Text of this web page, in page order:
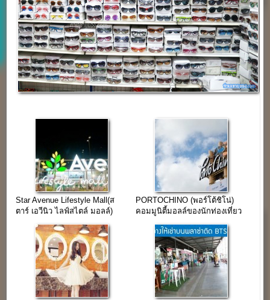
Star Avenue Lifestyle Mall(ส
ตาร์ เอวีนิว ไลฟ์สไตล์ มอลล์)
PORTOCHINO (พอร์โต้ชิโน่)
คอมมูนิตี้มอลล์ของนักท่องเที่ยว